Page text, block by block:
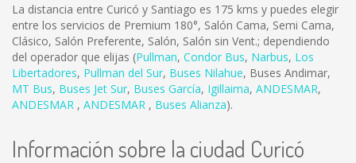
La distancia entre Curicó y Santiago es 175 kms y puedes elegir
entre los servicios de Premium 180°, Salón Cama, Semi Cama,
Clásico, Salón Preferente, Salón, Salón sin Vent.; dependiendo
del operador que elijas (Pullman, Condor Bus, Narbus, Los
Libertadores, Pullman del Sur, Buses Nilahue, Buses Andimar,
MT Bus, Buses Jet Sur, Buses García, Igillaima, ANDESMAR,
ANDESMAR , ANDESMAR , Buses Alianza).
Información sobre la ciudad Curicó